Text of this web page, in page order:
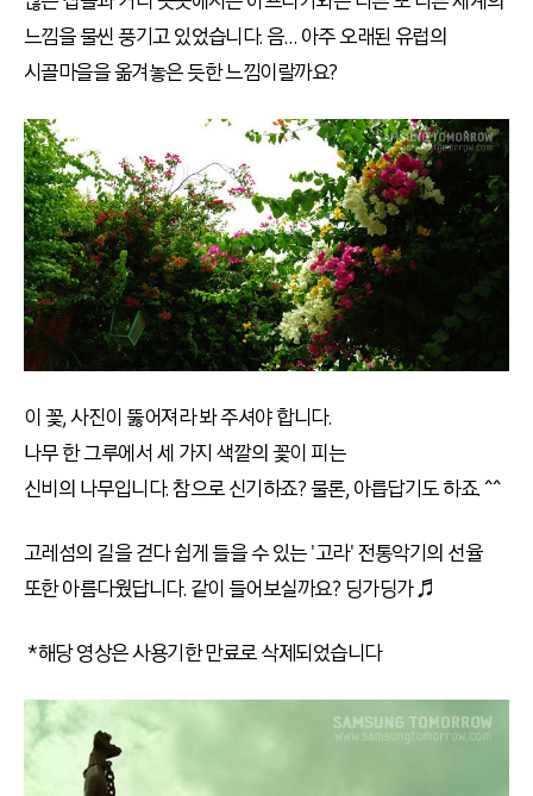
느낌을 물씬 풍기고 있었습니다. 음… 아주 오래된 유럽의
시골마을을 옮겨놓은 듯한 느낌이랄까요?
이 꽃, 사진이 뚫어져라 봐 주셔야 합니다.
나무 한 그루에서 세 가지 색깔의 꽃이 피는
신비의 나무입니다. 참으로 신기하죠? 물론, 아릅답기도 하죠. ^^
고레섬의 길을 걷다 쉽게 들을 수 있는 '고라' 전통악기의 선율
또한 아름다웠답니다. 같이 들어보실까요? 딩가딩가 ♬
*해당 영상은 사용기한 만료로 삭제되었습니다